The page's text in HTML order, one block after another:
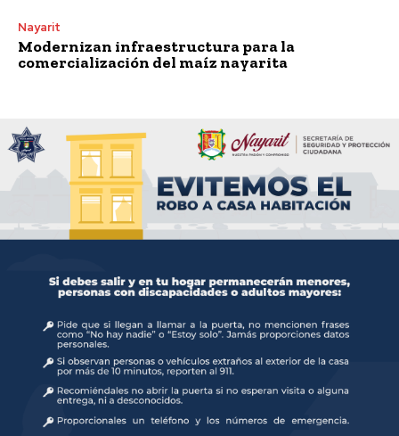
Nayarit
Modernizan infraestructura para la
comercialización del maíz nayarita